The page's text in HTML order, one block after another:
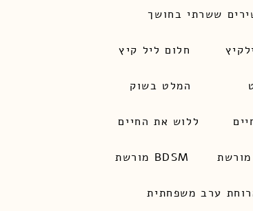
ששרתי בחושך
חלום ליל קיץ
המלט בשוק
ללוש את החיים
מורשת BDSM
ערב משפחתית